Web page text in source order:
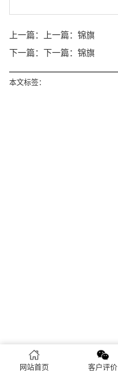
上一篇：
上一篇：锦旗
下一篇： 下一篇：锦旗
本文标签：
网站首页 客户评价